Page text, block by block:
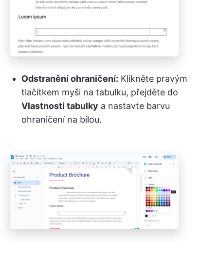
Odstranění ohraničení: Klikněte pravým
tlačítkem myši na tabulku, přejděte do
Vlastnosti tabulky a nastavte barvu
ohraničení na bílou.